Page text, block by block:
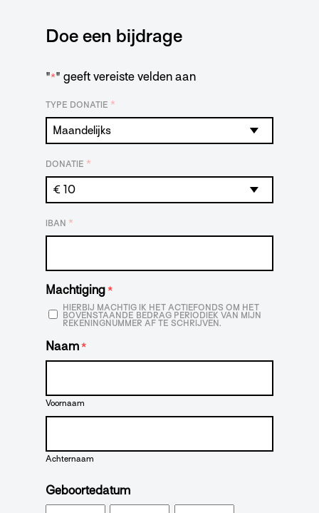
Doe een bijdrage
"*" geeft vereiste velden aan
TYPE DONATIE *
DONATIE *
IBAN *
Machtiging *
HIERBIJ MACHTIG IK HET ACTIEFONDS OM HET
BOVENSTAANDE BEDRAG PERIODIEK VAN MIJN
REKENINGNUMMER AF TE SCHRIJVEN.
Naam *
Voornaam
Achternaam
Geboortedatum